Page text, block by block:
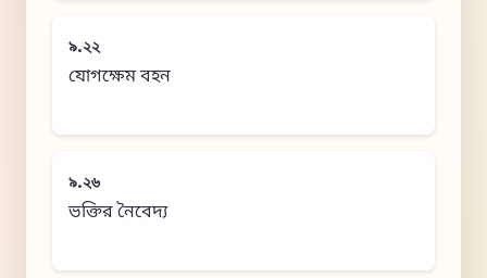
৯.২২
যোগক্ষেম বহন
৯.২৬
ভক্তির নৈবেদ্য